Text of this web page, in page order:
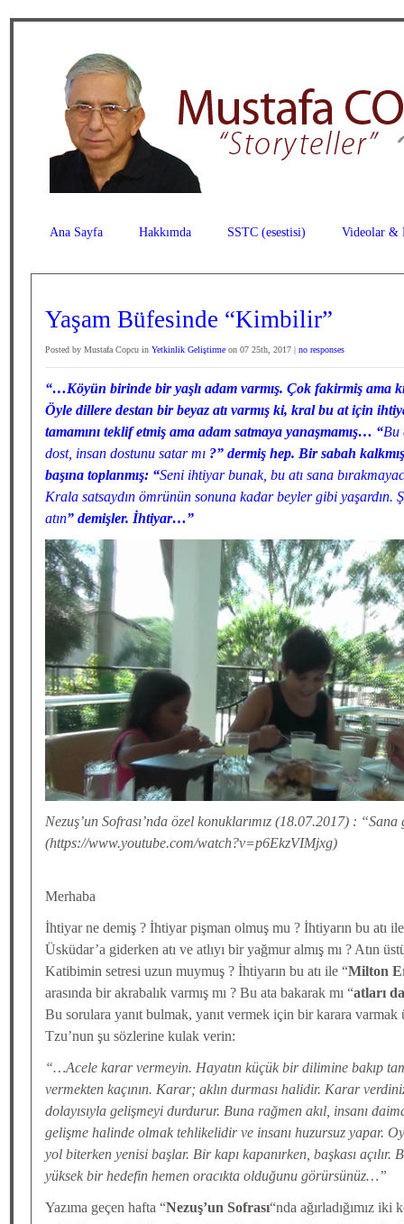
Ana Sayfa Hakkımda SSTC (esestisi) Videolar &
Yaşam Büfesinde “Kimbilir”
Posted by Mustafa Copcu in Yetkinlik Geliştirme on 07 25th, 2017 | no responses
“…Köyün birinde bir yaşlı adam varmış. Çok fakirmiş ama
Öyle dillere destan bir beyaz atı varmış ki, kral bu at için
tamamını teklif etmiş ama adam satmaya yanaşmamış… “Bu
dost, insan dostunu satar mı ?” dermiş hep. Bir sabah
başına toplanmış: “Seni ihtiyar bunak, bu atı sana
Krala satsaydın ömrünün sonuna kadar beyler gibi yaşardın.
atın” demişler. İhtiyar…”
Nezuş’un Sofrası’nda özel konuklarımız (18.07.2017) :
(https://www.youtube.com/watch?v=p6EkzVIMjxg)
Merhaba
İhtiyar ne demiş ? İhtiyar pişman olmuş mu ? İhtiyarın bu atı
Üsküdar’a giderken atı ve atlıyı bir yağmur almış mı ? Atın
Katibimin setresi uzun muymuş ? İhtiyarın bu atı ile “Milton
arasında bir akrabalık varmış mı ? Bu ata bakarak mı “atları
Bu sorulara yanıt bulmak, yanıt vermek için bir karara varmak
Tzu’nun şu sözlerine kulak verin:
“…Acele karar vermeyin. Hayatın küçük bir dilimine bakıp
vermekten kaçının. Karar; aklın durması halidir. Karar
dolayısıyla gelişmeyi durdurur. Buna rağmen akıl, insanı
gelişme halinde olmak tehlikelidir ve insanı huzursuz yapar.
yol biterken yenisi başlar. Bir kapı kapanırken, başkası açılır.
yüksek bir hedefin hemen oracıkta olduğunu görürsünüz…”
Yazıma geçen hafta “Nezuş’un Sofrası“nda ağırladığımız